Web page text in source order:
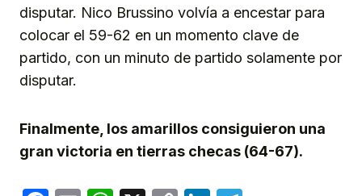
disputar. Nico Brussino volvía a encestar para
colocar el 59-62 en un momento clave de
partido, con un minuto de partido solamente por
disputar.
Finalmente, los amarillos consiguieron una
gran victoria en tierras checas (64-67).